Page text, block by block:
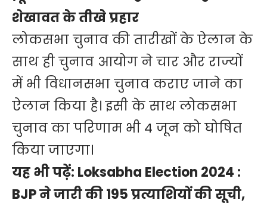
शेखावत के तीखे प्रहार
लोकसभा चुनाव की तारीखों के ऐलान के
साथ ही चुनाव आयोग ने चार और राज्यों
में भी विधानसभा चुनाव कराए जाने का
ऐलान किया है। इसी के साथ लोकसभा
चुनाव का परिणाम भी 4 जून को घोषित
किया जाएगा।
यह भी पढ़ें: Loksabha Election 2024 :
BJP ने जारी की 195 प्रत्याशियों की सूची,